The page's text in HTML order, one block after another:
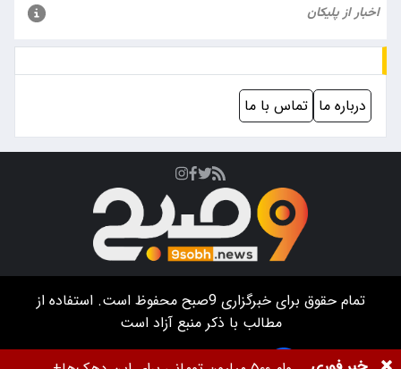
درباره ما تماس با ما
تمام حقوق برای خبرگزاری9صبح
محفوظ است. استفاده از
مطالب با ذکر منبع آزاد است